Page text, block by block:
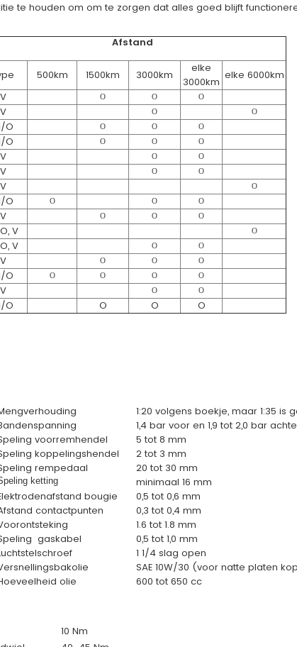
te houden om om te zorgen dat alles goed blijft
Afstand
500km 1500km 3000km
elke
3000km
elke 6000km
V O O O
V O O
O O O O
O O O O
V O O
V O O
V O
O O O O
V O O O
V O
V O O
V O O O
O O O O O
V O O
O O O O
1:20 volgens boekje, maar 1:35 is
1,4 bar voor en 1,9 tot 2,0 bar
voorremhendel
5 tot 8 mm
koppelingshendel
2 tot 3 mm
rempedaal
20 tot 30 mm
ketting
minimaal 16 mm
bougie
0,5 tot 0,6 mm
contactpunten
0,3 tot 0,4 mm
1.6 tot 1.8 mm
gaskabel
0,5 tot 1,0 mm
1 1/4 slag open
SAE 10W/30 (voor natte platen
olie
600 tot 650 cc
10 Nm